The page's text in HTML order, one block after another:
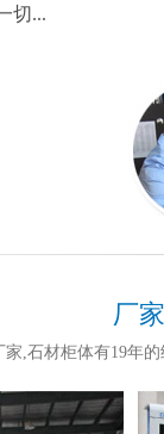
切...
厂
,石材柜体有19年